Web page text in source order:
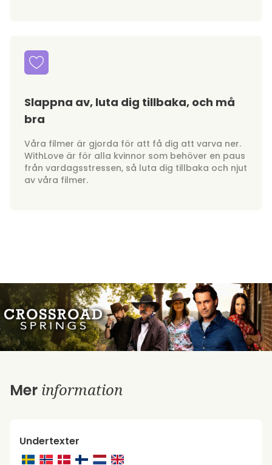
Slappna av, luta dig tillbaka, och må
bra
Våra filmer är gjorda för att få dig att varva ner.
WithLove är för alla kvinnor som behöver en paus
från vardagsstressen, så luta dig tillbaka och njut
av våra filmer.
Mer information
Undertexter